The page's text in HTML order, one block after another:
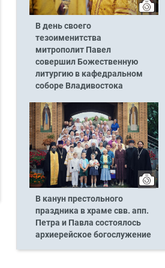
В день своего
тезоименитства
митрополит Павел
совершил Божественную
литургию в кафедральном
соборе Владивостока
В канун престольного
праздника в храме свв. апп.
Петра и Павла состоялось
архиерейское богослужение